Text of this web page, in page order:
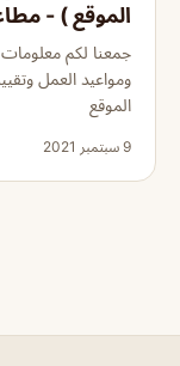
الموقع ) -
جمعنا لكم
ومواعيد العمل
الموقع
9 سبتمبر 2021